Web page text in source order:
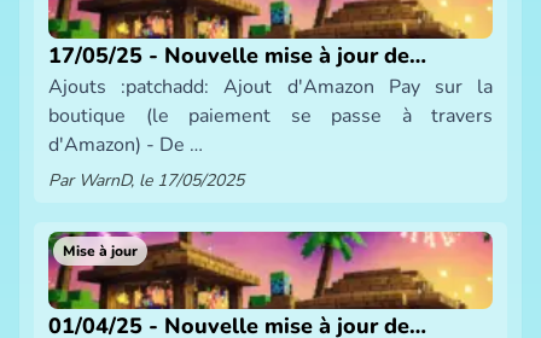
17/05/25 - Nouvelle mise à jour de
SmeltBlock
Ajouts :patchadd: Ajout d'Amazon Pay sur la
boutique (le paiement se passe à travers
d'Amazon) - De …
Par WarnD, le 17/05/2025
Mise à jour
01/04/25 - Nouvelle mise à jour de